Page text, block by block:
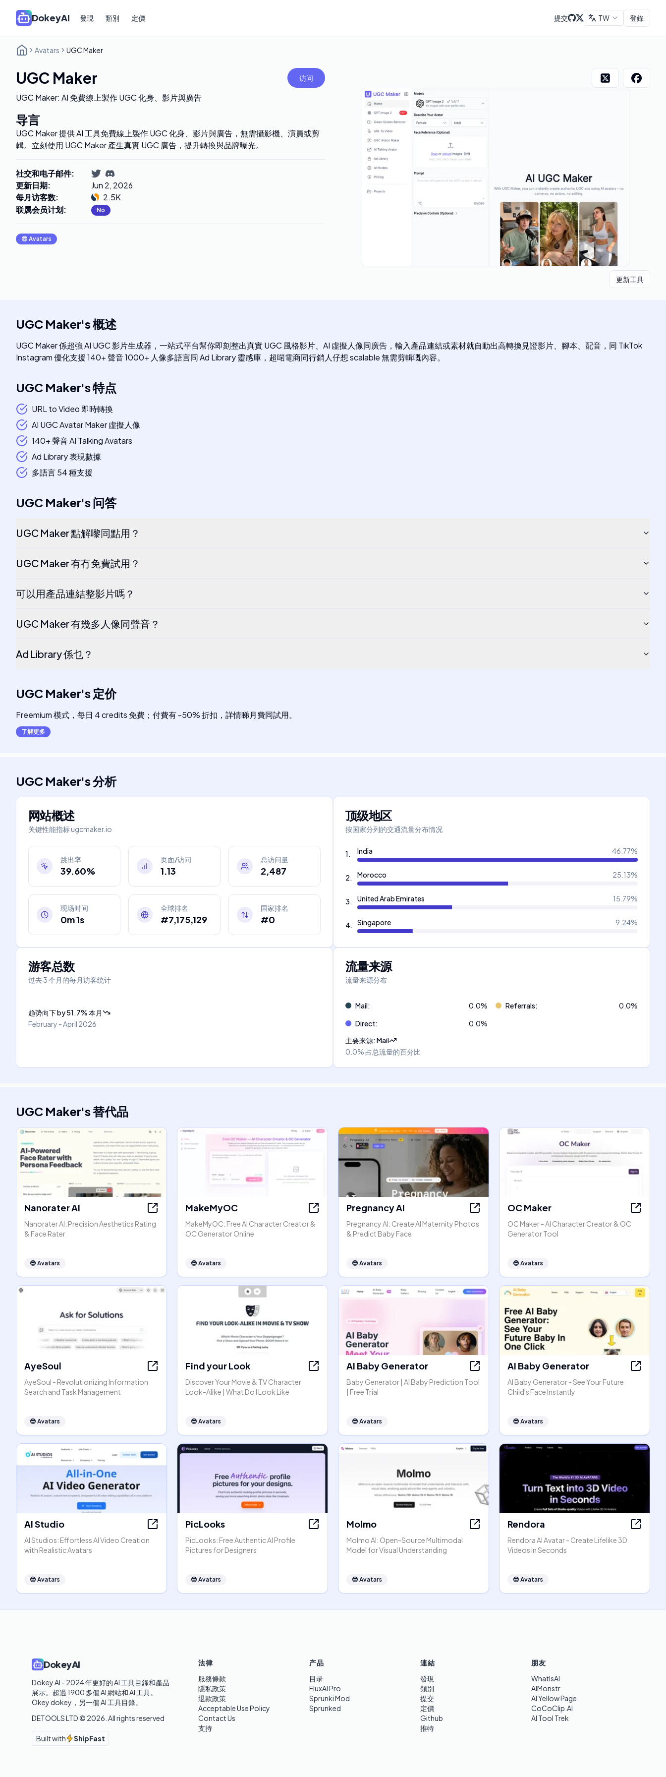
DokeyAI 發現 類別 定價 提交 TW 登錄
Avatars UGC Maker
UGC Maker 访问
UGC Maker: AI 免費線上製作 UGC 化身、影片與廣告
导言
UGC Maker 提供 AI 工具免費線上製作 UGC 化身、影片與廣告，無需攝影機、演員或剪
輯。立刻使用 UGC Maker 產生真實 UGC 廣告，提升轉換與品牌曝光。
社交和电子邮件:
更新日期:
Jun 2, 2026
每月访客数:
2.5K
联属会员计划: No
😎 Avatars
更新工具
UGC Maker's概述
UGC Maker 係超強 AI UGC 影片生成器，一站式平台幫你即刻整出真實 UGC 風格影片、AI 虛擬人像同廣告，輸入產品連結或素材就自動出高轉換見證影片、腳本、配音，同 TikTok
Instagram 優化支援 140+ 聲音 1000+ 人像多語言同 Ad Library 靈感庫，超啱電商同行銷人仔想 scalable 無需剪輯嘅內容。
UGC Maker's特点
URL to Video 即時轉換
AI UGC Avatar Maker 虛擬人像
140+ 聲音 AI Talking Avatars
Ad Library 表現數據
多語言 54 種支援
UGC Maker's问答
UGC Maker 點解嚟同點用？
UGC Maker 有冇免費試用？
可以用產品連結整影片嗎？
UGC Maker 有幾多人像同聲音？
Ad Library 係乜？
UGC Maker's 定价
Freemium 模式，每日 4 credits 免費；付費有 -50% 折扣，詳情睇月費同試用。
了解更多
UGC Maker's分析
网站概述
关键性能指标ugcmaker.io
跳出率
39.60%
页面/访问
1.13
总访问量
2,487
现场时间
0m 1s
全球排名
#7,175,129
国家排名
#0
顶级地区
按国家分列的交通流量分布情况
1. India 46.77%
2. Morocco 25.13%
3. United Arab Emirates 15.79%
4. Singapore 9.24%
游客总数
过去 3 个月的每月访客统计
趋势向下by51.7%本月
February - April 2026
流量来源
流量来源分布
Mail: 0.0% Referrals: 0.0%
Direct: 0.0%
主要来源:Mail
0.0%占总流量的百分比
UGC Maker's替代品
Nanorater AI
Nanorater AI: Precision Aesthetics Rating
& Face Rater
😎 Avatars
MakeMyOC
MakeMyOC: Free AI Character Creator &
OC Generator Online
😎 Avatars
Pregnancy AI
Pregnancy AI: Create AI Maternity Photos
& Predict Baby Face
😎 Avatars
OC Maker
OC Maker - AI Character Creator & OC
Generator Tool
😎 Avatars
AyeSoul
AyeSoul - Revolutionizing Information
Search and Task Management
😎 Avatars
Find your Look
Discover Your Movie & TV Character
Look-Alike | What Do I Look Like
😎 Avatars
AI Baby Generator
Baby Generator | AI Baby Prediction Tool
| Free Trial
😎 Avatars
AI Baby Generator
AI Baby Generator - See Your Future
Child's Face Instantly
😎 Avatars
AI Studio
AI Studios: Effortless AI Video Creation
with Realistic Avatars
😎 Avatars
PicLooks
PicLooks: Free Authentic AI Profile
Pictures for Designers
😎 Avatars
Molmo
Molmo AI: Open-Source Multimodal
Model for Visual Understanding
😎 Avatars
Rendora
Rendora AI Avatar - Create Lifelike 3D
Videos in Seconds
😎 Avatars
DokeyAI
Dokey AI - 2024 年更好的 AI 工具目錄和產品
展示。超過 1900 多個 AI 網站和 AI 工具。
Okey dokey，另一個 AI 工具目錄。
DETOOLS LTD © 2026 . All rights reserved
Built with ShipFast
法律
服務條款
隱私政策
退款政策
Acceptable Use Policy
Contact Us
支持
产品
目录
FluxAI Pro
Sprunki Mod
Sprunked
連結
發現
類別
提交
定價
Github
推特
朋友
WhatIsAI
AIMonstr
AI Yellow Page
CoCoClip.AI
AI Tool Trek